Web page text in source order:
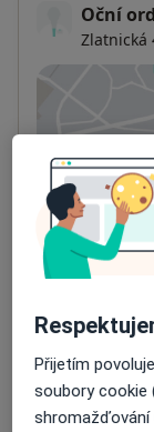
Oční
Zlatnická
Dostupnost
Na této
Co mám v
Způsoby
Detaily
Přijetím
soubory cookie